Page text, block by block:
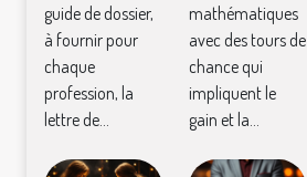
guide de dossier,
à fournir pour
chaque
profession, la
lettre de...
mathématiques
avec des tours de
chance qui
impliquent le
gain et la...